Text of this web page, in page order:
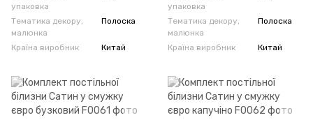
упаковка
Тематика декору,
малюнка
Полоска
Країна виробник Китай
упаковка
Тематика декору,
малюнка
Полоска
Країна виробник Китай